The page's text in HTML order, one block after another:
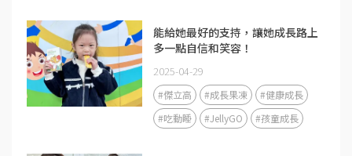
能給她最好的支持，讓她成長路上
多一點自信和笑容！
2025-04-29
#傑立高 #成長果凍
#健康成長
#吃動睡
#JellyGO #孩童成長